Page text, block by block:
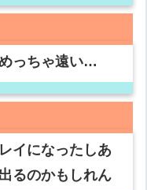
っちゃ遠い…
イになったしあ
るのかもしれん